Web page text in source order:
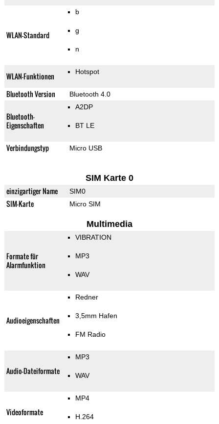
WLAN-Standard
b
g
n
WLAN-Funktionen Hotspot
Bluetooth Version Bluetooth 4.0
Bluetooth-
Eigenschaften
A2DP
BT LE
Verbindungstyp Micro USB
SIM Karte 0
einzigartiger Name SIM0
SIM-Karte Micro SIM
Multimedia
Formate für
Alarmfunktion
VIBRATION
MP3
WAV
Audioeigenschaften
Redner
3,5mm Hafen
FM Radio
Audio-Dateiformate
MP3
WAV
Videoformate
MP4
H.264